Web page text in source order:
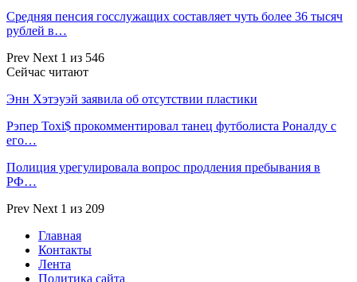
Средняя пенсия госслужащих составляет чуть более 36 тысяч
рублей в…
Prev Next 1 из 546
Сейчас читают
Энн Хэтэуэй заявила об отсутствии пластики
Рэпер Toxi$ прокомментировал танец футболиста Роналду с
его…
Полиция урегулировала вопрос продления пребывания в
РФ…
Prev Next 1 из 209
Главная
Контакты
Лента
Политика сайта